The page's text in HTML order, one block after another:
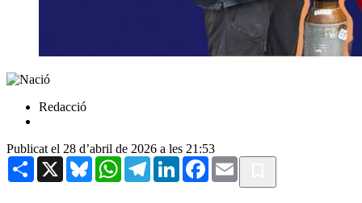
Redacció
Publicat el 28 d’abril de 2026 a les 21:53
Share X BlueskyWhatsAppTelegramLinkedInFacebook
Email